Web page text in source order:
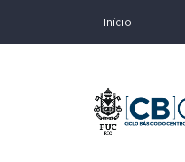
Início